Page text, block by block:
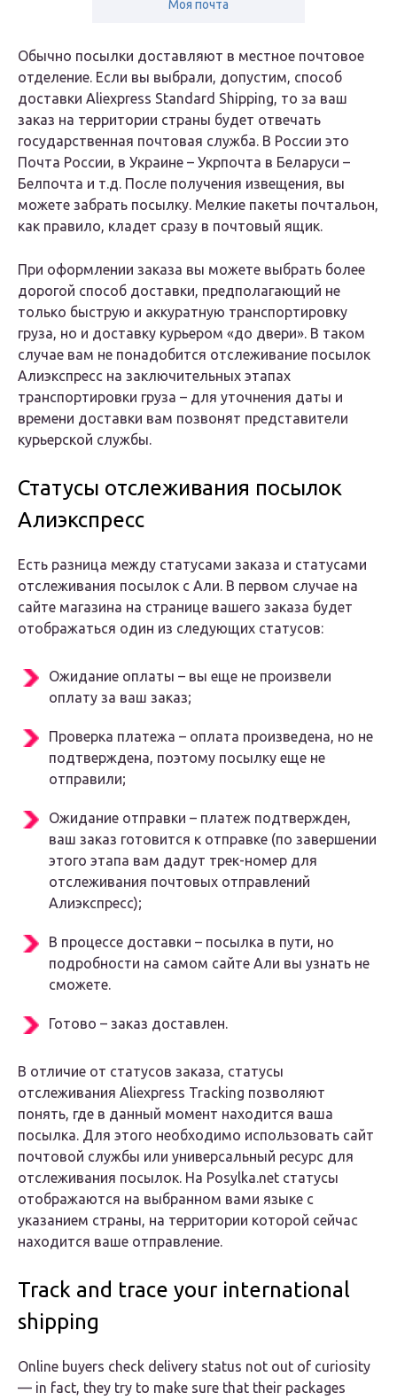
Моя почта
Обычно посылки доставляют в местное почтовое
отделение. Если вы выбрали, допустим, способ
доставки Aliexpress Standard Shipping, то за ваш
заказ на территории страны будет отвечать
государственная почтовая служба. В России это
Почта России, в Украине – Укрпочта в Беларуси –
Белпочта и т.д. После получения извещения, вы
можете забрать посылку. Мелкие пакеты почтальон,
как правило, кладет сразу в почтовый ящик.
При оформлении заказа вы можете выбрать более
дорогой способ доставки, предполагающий не
только быструю и аккуратную транспортировку
груза, но и доставку курьером «до двери». В таком
случае вам не понадобится отслеживание посылок
Алиэкспресс на заключительных этапах
транспортировки груза – для уточнения даты и
времени доставки вам позвонят представители
курьерской службы.
Статусы отслеживания посылок
Алиэкспресс
Есть разница между статусами заказа и статусами
отслеживания посылок с Али. В первом случае на
сайте магазина на странице вашего заказа будет
отображаться один из следующих статусов:
Ожидание оплаты – вы еще не произвели
оплату за ваш заказ;
Проверка платежа – оплата произведена, но не
подтверждена, поэтому посылку еще не
отправили;
Ожидание отправки – платеж подтвержден,
ваш заказ готовится к отправке (по завершении
этого этапа вам дадут трек-номер для
отслеживания почтовых отправлений
Алиэкспресс);
В процессе доставки – посылка в пути, но
подробности на самом сайте Али вы узнать не
сможете.
Готово – заказ доставлен.
В отличие от статусов заказа, статусы
отслеживания Aliexpress Tracking позволяют
понять, где в данный момент находится ваша
посылка. Для этого необходимо использовать сайт
почтовой службы или универсальный ресурс для
отслеживания посылок. На Posylka.net статусы
отображаются на выбранном вами языке с
указанием страны, на территории которой сейчас
находится ваше отправление.
Track and trace your international
shipping
Online buyers check delivery status not out of curiosity
— in fact, they try to make sure that their packages